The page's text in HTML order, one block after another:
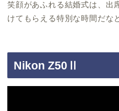
笑顔があふれる結婚式は、出
けてもらえる特別な時間だな
Nikon Z50Ⅱ